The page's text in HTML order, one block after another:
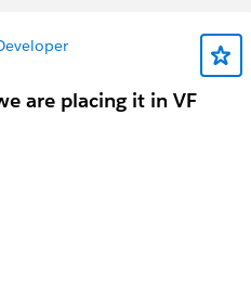
are placing it in VF